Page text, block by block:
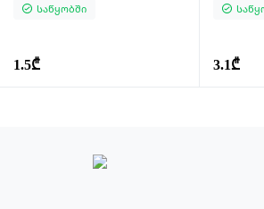
Საწყობში
1.5₾ 3.1₾